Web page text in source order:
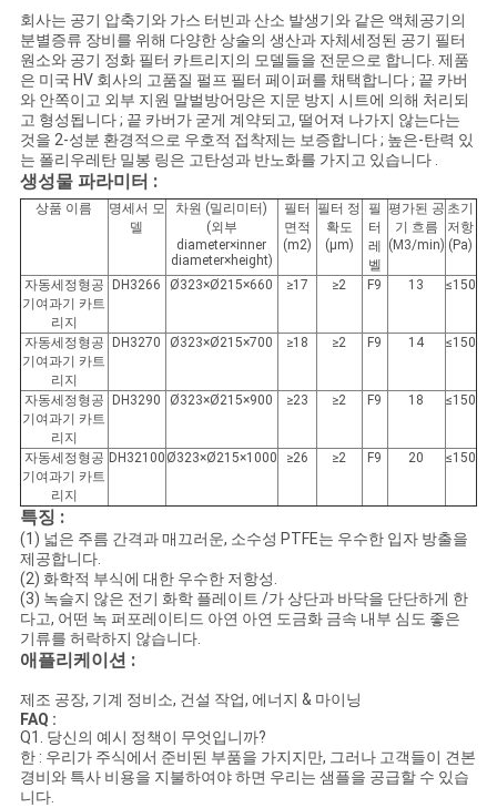
다
사
이
트
PRIVACY
POLICY
회사는 공기 압축기와 가스 터빈과 산소 발생기와 같은 액체공기의
분별증류 장비를 위해 다양한 상술의 생산과 자체세정된 공기 필터
원소와 공기 정화 필터 카트리지의 모델들을 전문으로 합니다. 제품
은 미국 HV 회사의 고품질 펄프 필터 페이퍼를 채택합니다 ; 끝 카버
와 안쪽이고 외부 지원 말벌방어망은 지문 방지 시트에 의해 처리되
고 형성됩니다 ; 끝 카버가 굳게 계약되고, 떨어져 나가지 않는다는
것을 2-성분 환경적으로 우호적 접착제는 보증합니다 ; 높은-탄력 있
는 폴리우레탄 밀봉 링은 고탄성과 반노화를 가지고 있습니다 .
생성물 파라미터 :
상품 이름
명세서 모
델
차원 (밀리미터)
(외부
diameter×inner
diameter×height)
필터
면적
(m2)
필터 정
확도
(μm)
필
터
레
벨
평가된 공
기 흐름
(M3/min)
초기
저항
(Pa)
자동세정형공
기여과기 카트
리지
DH3266 Ø323×Ø215×660 ≥17 ≥2 F9 13 ≤150
자동세정형공
기여과기 카트
리지
DH3270 Ø323×Ø215×700 ≥18 ≥2 F9 14 ≤150
자동세정형공
기여과기 카트
리지
DH3290 Ø323×Ø215×900 ≥23 ≥2 F9 18 ≤150
자동세정형공
기여과기 카트
리지
DH32100 Ø323×Ø215×1000 ≥26 ≥2 F9 20 ≤150
특징 :
(1) 넓은 주름 간격과 매끄러운, 소수성 PTFE는 우수한 입자 방출을
제공합니다.
(2) 화학적 부식에 대한 우수한 저항성.
(3) 녹슬지 않은 전기 화학 플레이트 /가 상단과 바닥을 단단하게 한
다고, 어떤 녹 퍼포레이티드 아연 아연 도금화 금속 내부 심도 좋은
기류를 허락하지 않습니다.
애플리케이션 :
제조 공장, 기계 정비소, 건설 작업, 에너지 & 마이닝
FAQ :
Q1. 당신의 예시 정책이 무엇입니까?
한 : 우리가 주식에서 준비된 부품을 가지지만, 그러나 고객들이 견본
경비와 특사 비용을 지불하여야 하면 우리는 샘플을 공급할 수 있습
니다.